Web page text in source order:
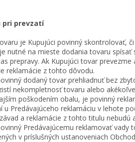
pri prevzatí
je Kupujúci povinný skontrolovať,
nutné na mieste dodania tovaru
prepravy. Ak Kupujúci tovar
reklamácie z tohto dôvodu.
dodaný tovar prehliadnuť bez
nekompletnosť tovaru alebo
poškodením obalu, je povinný
u Predávajúceho reklamáciu v lehote
a reklamácie z tohto titulu nebudú
Predávajúcemu reklamovať vady
v príslušných ustanoveniach